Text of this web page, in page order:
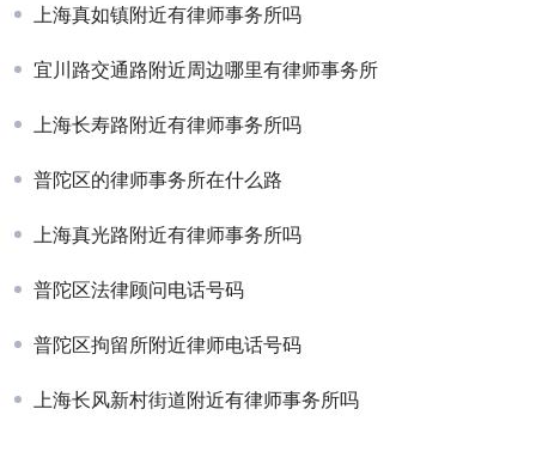
上海真如镇附近有律师事务所吗
宜川路交通路附近周边哪里有律师事务所
上海长寿路附近有律师事务所吗
普陀区的律师事务所在什么路
上海真光路附近有律师事务所吗
普陀区法律顾问电话号码
普陀区拘留所附近律师电话号码
上海长风新村街道附近有律师事务所吗